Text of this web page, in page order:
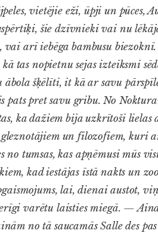
vietējie eži, ūpji un pūces,
šie dzīvnieki vai nu
vai arī iebēga bambusu
tas nopietnu sejas izteiksmi
šķēlīti, it kā ar savu
pats pret savu gribu. No
ka dažiem bija uzkrītoši lielas
un filozofiem, kuri
no tumsas, kas apņēmusi mūs
kad iestājas īstā nakts un
lai, dienai austot,
varētu laisties miegā. —
no tā saucamāsSalle des